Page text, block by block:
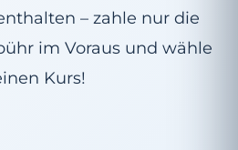
– zahle nur die
im Voraus und wähle
Kurs!